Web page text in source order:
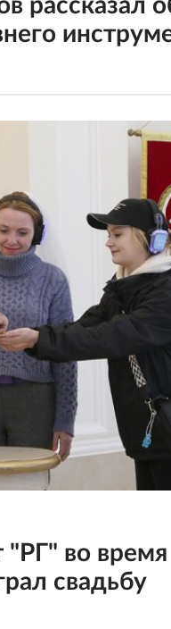
рассказал
"РГ" во время
свадьбу